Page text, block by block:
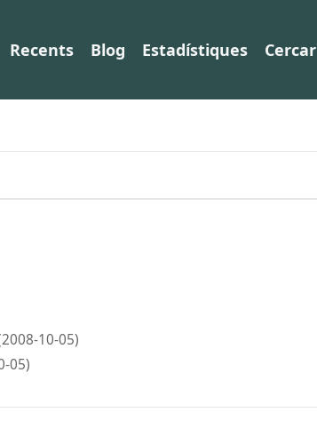
Recents Blog Estadístiques Cercar
10-05)
05)